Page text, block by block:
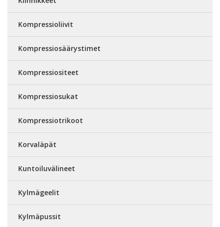
Kompressioliivit
Kompressiosäärystimet
Kompressiositeet
Kompressiosukat
Kompressiotrikoot
Korvaläpät
Kuntoiluvälineet
Kylmägeelit
Kylmäpussit